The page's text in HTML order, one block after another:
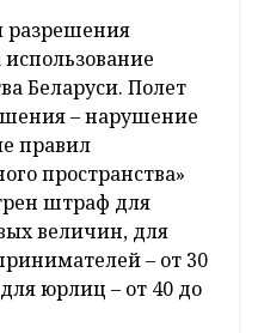
использование
Беларуси. Полет
– нарушение
правил
пространства»
штраф для
величин, для
– от 30
юрлиц – от 40 до